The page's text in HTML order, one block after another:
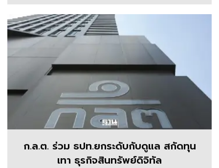
ก.ล.ต. ร่วม ธปท.ยกระดับกับดูแล สกัดทุน
เทา ธุรกิจสินทรัพย์ดิจิทัล